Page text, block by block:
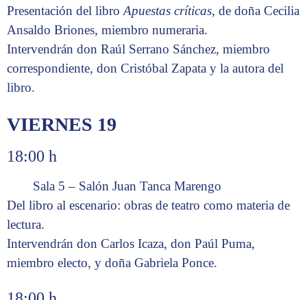
Presentación del libroApuestas críticas, de doña Cecilia
Ansaldo Briones, miembro numeraria.
Intervendrán don Raúl Serrano Sánchez, miembro
correspondiente, don Cristóbal Zapata y la autora del
libro.
VIERNES 19
18:00 h
Sala 5 – Salón Juan Tanca Marengo
Del libro al escenario: obras de teatro como materia de
lectura.
Intervendrán don Carlos Icaza, don Paúl Puma,
miembro electo, y doña Gabriela Ponce.